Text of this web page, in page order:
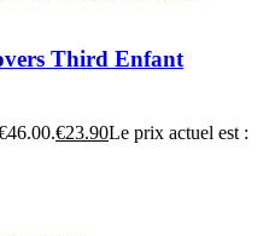
Third Enfant
€23.90Le prix actuel est :